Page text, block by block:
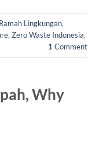
Lingkungan,
, Zero Waste Indonesia,
1 Comment
Why